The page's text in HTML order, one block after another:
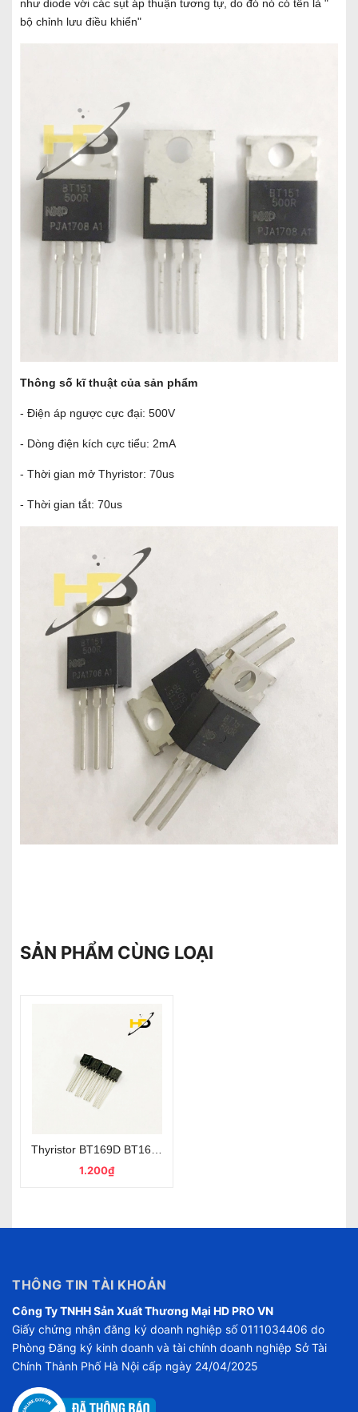
như diode với các sụt áp thuận tương tự, do đó nó có tên là "
bộ chỉnh lưu điều khiển"
Thông số kĩ thuật của sản phẩm
- Điện áp ngược cực đại: 500V
- Dòng điện kích cực tiểu: 2mA
- Thời gian mở Thyristor: 70us
- Thời gian tắt: 70us
SẢN PHẨM CÙNG LOẠI
Thyristor BT169D BT169 Kiểu Chân TO-92 Mới
1.200₫
THÔNG TIN TÀI KHOẢN
Công Ty TNHH Sản Xuất Thương Mại HD PRO VN
Giấy chứng nhận đăng ký doanh nghiệp số 0111034406 do
Phòng Đăng ký kinh doanh và tài chính doanh nghiệp Sở Tài
Chính Thành Phố Hà Nội cấp ngày 24/04/2025